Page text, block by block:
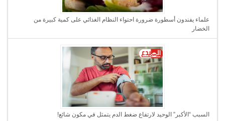
علماء يفندون أسطورة ضرورة احتواء النظام الغذائي على كمية كبيرة من
الخضار
السبب “الأكبر” الوحيد لارتفاع ضغط الدم يتمثل في مكون شائع!